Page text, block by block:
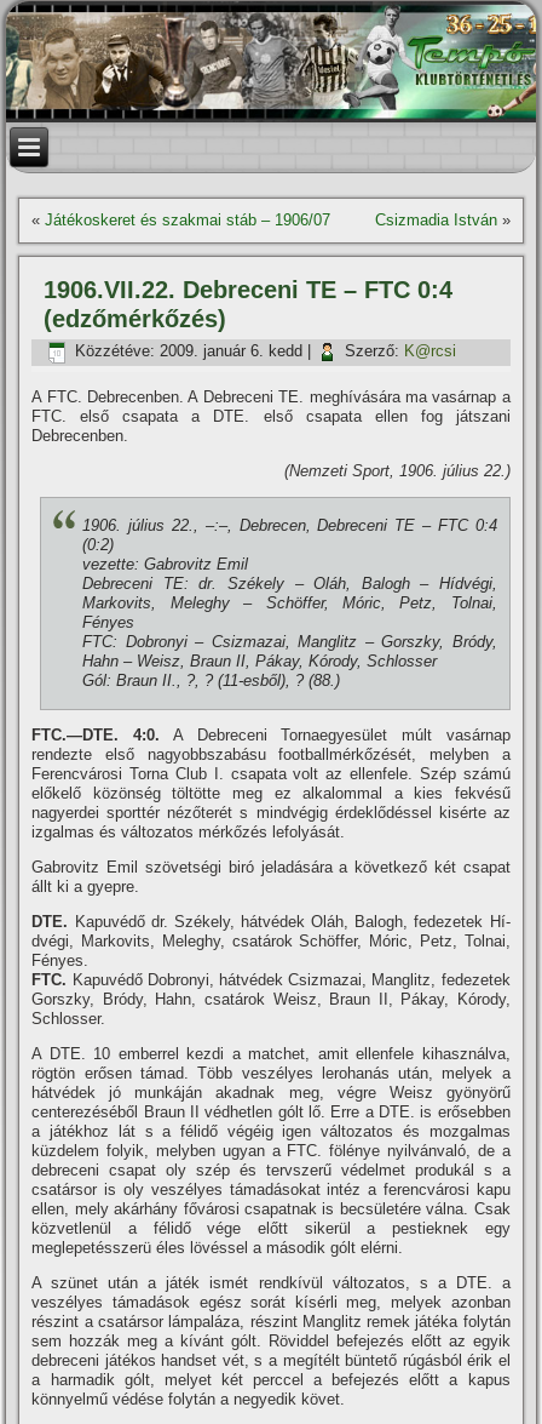
«Játékoskeret és szakmai stáb – 1906/07 Csizmadia István»
1906.VII.22. Debreceni TE – FTC 0:4
(edzőmérkőzés)
Közzétéve: 2009. január 6. kedd Szerző: K@rcsi
A FTC. Debrecenben. A Debreceni TE. meghí­vására ma vasárnap a
FTC. első csapata a DTE. első csapata ellen fog játszani
Debrecenben.
(Nemzeti Sport, 1906. július 22.)
1906. július 22., –:–, Debrecen, Debreceni TE – FTC 0:4
(0:2)
vezette: Gabrovitz Emil
Debreceni TE: dr. Székely – Oláh, Balogh – Hí­dvégi,
Markovits, Meleghy – Schöffer, Móric, Petz, Tolnai,
Fényes
FTC: Dobronyi – Csizmazai, Manglitz – Gorszky, Bródy,
Hahn – Weisz, Braun II, Pákay, Kórody, Schlosser
Gól: Braun II., ?, ? (11-esből), ? (88.)
FTC.—DTE. 4:0. A Debreceni Tornaegyesület múlt vasárnap
rendezte első nagyobbszabásu footballmérkőzését, melyben a
Ferencvárosi Torna Club I. csapata volt az ellenfele. Szép számú
előkelő közönség töltötte meg ez alkalommal a kies fekvésű
nagyerdei sporttér nézőterét s mindvégig érdeklődéssel kisérte az
izgalmas és változatos mérkőzés lefolyását.
Gabrovitz Emil szövetségi biró jeladására a következő két csapat
állt ki a gyepre.
DTE. Kapuvédő dr. Székely, hátvédek Oláh, Balogh, fedezetek Hí­
dvégi, Markovits, Meleghy, csatárok Schöffer, Móric, Petz, Tolnai,
Fényes.
FTC. Kapuvédő Dobronyi, hátvédek Csizmazai, Manglitz, fedezetek
Gorszky, Bródy, Hahn, csatárok Weisz, Braun II, Pákay, Kórody,
Schlosser.
A DTE. 10 emberrel kezdi a matchet, amit ellenfele kihasználva,
rögtön erősen támad. Több veszélyes lerohanás után, melyek a
hátvédek jó munkáján akadnak meg, végre Weisz gyönyörű
centerezéséből Braun II védhetlen gólt lő. Erre a DTE. is erősebben
a játékhoz lát s a félidő végéig igen változatos és mozgalmas
küzdelem folyik, melyben ugyan a FTC. fölénye nyilvánvaló, de a
debreceni csapat oly szép és tervszerű védelmet produkál s a
csatársor is oly veszélyes támadásokat intéz a ferencvárosi kapu
ellen, mely akárhány fővárosi csapatnak is becsületére válna. Csak
közvetlenül a félidő vége előtt sikerül a pestieknek egy
meglepetésszerü éles lövéssel a második gólt elérni.
A szünet után a játék ismét rendkí­vül változatos, s a DTE. a
veszélyes támadások egész sorát kí­sérli meg, melyek azonban
részint a csatársor lámpaláza, részint Manglitz remek játéka folytán
sem hozzák meg a kí­vánt gólt. Röviddel befejezés előtt az egyik
debreceni játékos handset vét, s a megí­télt büntető rúgásból érik el
a harmadik gólt, melyet két perccel a befejezés előtt a kapus
könnyelmű védése folytán a negyedik követ.